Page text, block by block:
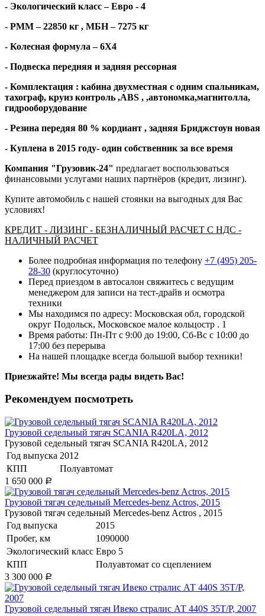
- Экологический класс – Евро - 4
- РММ – 22850 кг , МБН – 7275 кг
- Колесная формула – 6Х4
- Подвеска передняя и задняя рессорная
- Комплектация : кабина двухместная с одним спальникам,
тахограф, круиз контроль ,ABS , ,автономка,магнитолла,
гидрооборудование
- Резина передяя 80 % кордиант , задняя Бриджстоун новая
- Куплена в 2015 году- один собственник за все время
Компания "Грузовик-24" предлагает воспользоваться
финансовыми услугами наших партнёров (кредит, лизинг).
Купите автомобиль с нашей стоянки на выгодных для Вас
условиях!
КРЕДИТ - ЛИЗИНГ - БЕЗНАЛИЧНЫЙ РАСЧЕТ С НДС -
НАЛИЧНЫЙ РАСЧЕТ
Более подробная информация по телефону +7 (495) 205-
28-30 (круглосуточно)
Перед приездом в автосалон свяжитесь с ведущим
менеджером для записи на тест-драйв и осмотра
техники
Мы находимся по адресу: Московская обл, городской
округ Подольск, Московское малое кольцостр . 1
Время работы: Пн-Пт с 9:00 до 19:00, Сб-Вс с 10:00 до
17:00 без перерыва
На нашей площадке всегда большой выбор техники!
Приезжайте! Мы всегда рады видеть Вас!
Рекомендуем посмотреть
Грузовой седельный тягач SCANIA R420LA, 2012
Грузовой седельный тягач SCANIA R420LA, 2012
Год выпуска 2012
КПП
Полуавтомат
1 650 000 Р
Грузовой тягач седельный Mercedes-benz Actros, 2015
Грузовой тягач седельный Mercedes-benz Actros , 2015
Год выпуска
2015
Пробег, км
1090000
Экологический класс Евро 5
КПП
Полуавтомат со сцеплением
3 300 000 Р
Грузовой седельный тягач Ивеко стралис АТ 440S 35T/P, 2007